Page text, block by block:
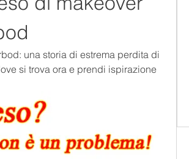
una storia di estrema perdita di
si trova ora e prendi ispirazione